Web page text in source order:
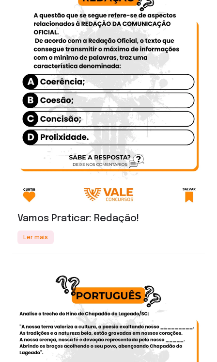
Vamos Praticar: Redação!
Ler mais